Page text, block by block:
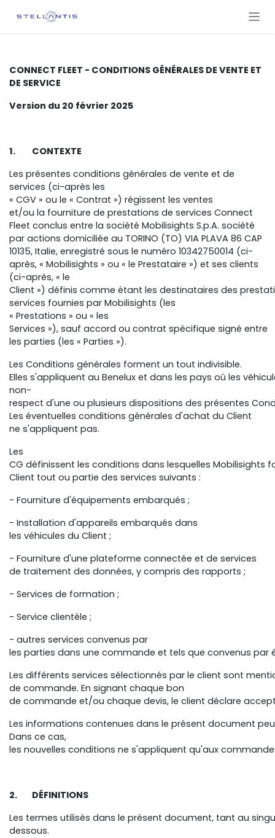
CONNECT FLEET - CONDITIONS GÉNÉRALES DE VENTE ET
DE SERVICE
Version du 20 février 2025
1. CONTEXTE
Les présentes conditions générales de vente et de
services (ci-après les
« CGV » ou le « Contrat ») régissent les ventes
et/ou la fourniture de prestations de services Connect
Fleet conclus entre la société Mobilisights S.p.A. société
par actions domiciliée au TORINO (TO) VIA PLAVA 86 CAP
10135, Italie, enregistré sous le numéro 10342750014 (ci-
après, « Mobilisights » ou « le Prestataire ») et ses clients
(ci-après, « le
Client ») définis comme étant les destinataires des
services fournies par Mobilisights (les
« Prestations » ou « les
Services »), sauf accord ou contrat spécifique signé entre
les parties (les « Parties »).
Les Conditions générales forment un tout indivisible.
Elles s'appliquent au Benelux et dans les pays où les
non-
respect d'une ou plusieurs dispositions des présentes
Les éventuelles conditions générales d'achat du Client
ne s'appliquent pas.
Les
CG définissent les conditions dans lesquelles Mobilisights
Client tout ou partie des services suivants :
- Fourniture d'équipements embarqués ;
- Installation d'appareils embarqués dans
les véhicules du Client ;
- Fourniture d'une plateforme connectée et de services
de traitement des données, y compris des rapports ;
- Services de formation ;
- Service clientèle ;
- autres services convenus par
les parties dans une commande et tels que convenus par
Les différents services sélectionnés par le client sont
de commande. En signant chaque bon
de commande et/ou chaque devis, le client déclare
Les informations contenues dans le présent document
Dans ce cas,
les nouvelles conditions ne s'appliquent qu'aux
2. DÉFINITIONS
Les termes utilisés dans le présent document, tant au
dessous.